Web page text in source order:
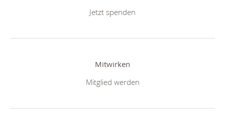
Jetzt spenden
Mitwirken
Mitglied werden